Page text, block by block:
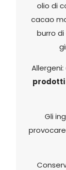
olio di
cacao
burro
Allergeni:
prodotti
Gli